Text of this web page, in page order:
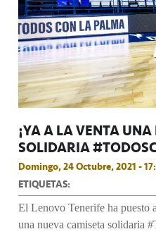
¡YA A LA VENTA
SOLIDARIA
Domingo, 24 Octubre, 2021 -
ETIQUETAS:
El Lenovo Tenerife ha puesto
una nueva camiseta solidaria